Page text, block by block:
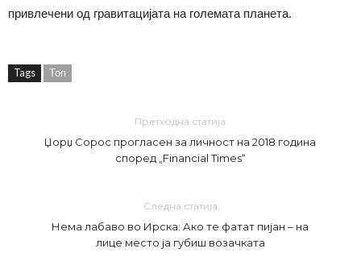
привлечени од гравитацијата на големата планета.
Tags Топ
Претходна статија
Џорџ Сорос прогласен за личност на 2018 година
според „Financial Times“
Следна статија
Нема лабаво во Ирска: Ако те фатат пијан – на
лице место ја губиш возачката